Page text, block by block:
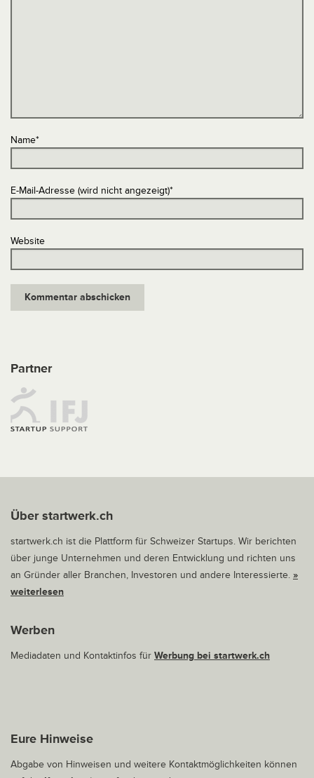
Name*
E-Mail-Adresse (wird nicht angezeigt)*
Website
Partner
Über startwerk.ch
startwerk.ch ist die Plattform für Schweizer Startups. Wir berichten
über junge Unternehmen und deren Entwicklung und richten uns
an Gründer aller Branchen, Investoren und andere Interessierte. »
weiterlesen
Werben
Mediadaten und Kontaktinfos für Werbung bei startwerk.ch
Eure Hinweise
Abgabe von Hinweisen und weitere Kontaktmöglichkeiten können